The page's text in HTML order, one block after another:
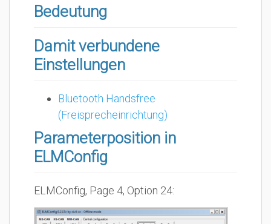
Bedeutung
Damit verbundene
Einstellungen
Bluetooth Handsfree
(Freisprecheinrichtung)
Parameterposition in
ELMConfig
ELMConfig, Page 4, Option 24: